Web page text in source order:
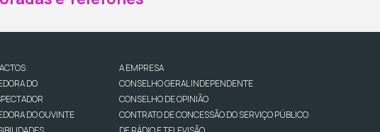
DO
DO OUVINTE
A EMPRESA
CONSELHO GERAL INDEPENDENTE
CONSELHO DE OPINIÃO
CONTRATO DE CONCESSÃO DO SERVIÇO PÚBLICO